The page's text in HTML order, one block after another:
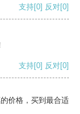
支持[0] 反对[0]
支持[0] 反对[0]
价格，买到最合适